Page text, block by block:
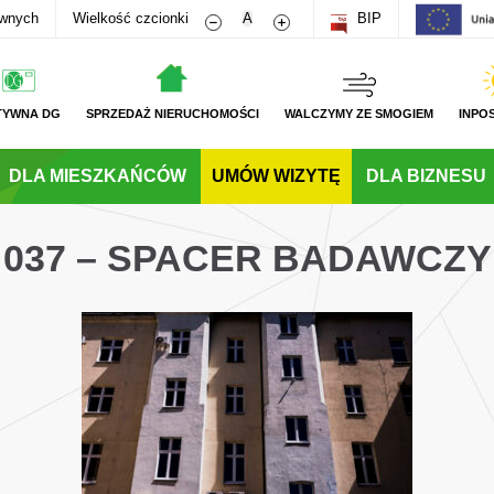
Wielkość czcionki Zmniejsz rozmiar czcionki
A Zwiększ rozmiar czcionki
BIP
DG SPRZEDAŻ NIERUCHOMOŚCI WALCZYMY ZE SMOGIEM
DLA MIESZKAŃCÓW UMÓW WIZYTĘ DLA BIZNESU
037 – SPACER BADAWCZY